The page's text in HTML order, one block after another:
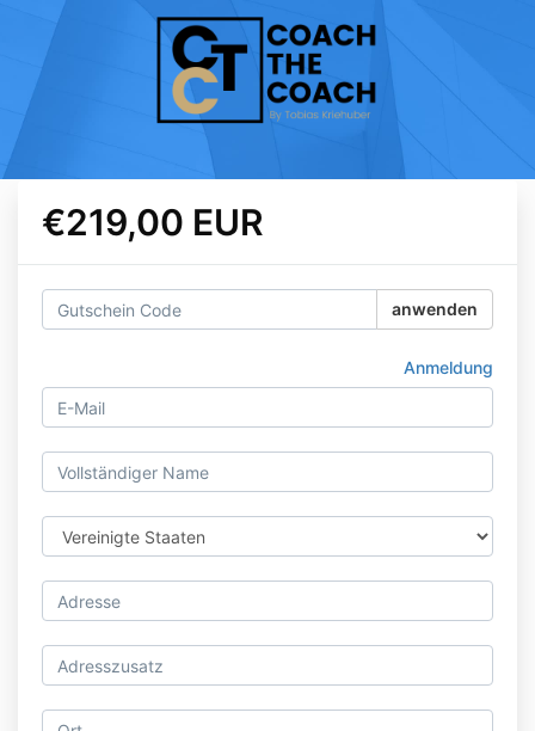
€219,00 EUR
anwenden
Anmeldung